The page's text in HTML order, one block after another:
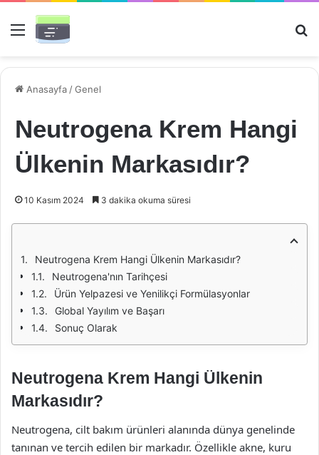
Menü
Anasayfa /Genel
Neutrogena Krem Hangi
Ülkenin Markasıdır?
10 Kasım 2024 3 dakika okuma süresi
Neutrogena Krem Hangi Ülkenin Markasıdır?
Neutrogena'nın Tarihçesi
Ürün Yelpazesi ve Yenilikçi Formülasyonlar
Global Yayılım ve Başarı
Sonuç Olarak
Neutrogena Krem Hangi Ülkenin
Markasıdır?
Neutrogena, cilt bakım ürünleri alanında dünya genelinde
tanınan ve tercih edilen bir markadır. Özellikle akne, kuru